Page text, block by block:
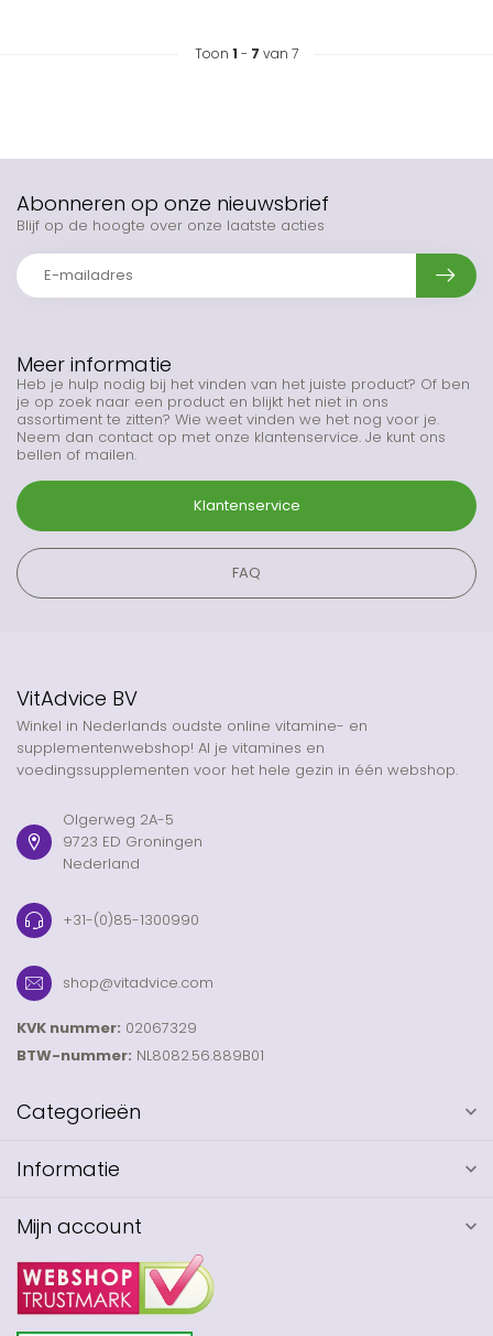
Toon 1 - 7 van 7
Meer informatie
Heb je hulp nodig bij het vinden van het juiste product? Of ben
je op zoek naar een product en blijkt het niet in ons
assortiment te zitten? Wie weet vinden we het nog voor je.
Neem dan contact op met onze klantenservice. Je kunt ons
bellen of mailen.
Klantenservice
FAQ
Abonneren op onze nieuwsbrief
Blijf op de hoogte over onze laatste acties
VitAdvice BV
Winkel in Nederlands oudste online vitamine- en
supplementenwebshop! Al je vitamines en
voedingssupplementen voor het hele gezin in één webshop.
Olgerweg 2A-5
9723 ED Groningen
Nederland
+31-(0)85-1300990
shop@vitadvice.com
KVK nummer: 02067329
BTW-nummer: NL8082.56.889B01
Categorieën
Informatie
Mijn account